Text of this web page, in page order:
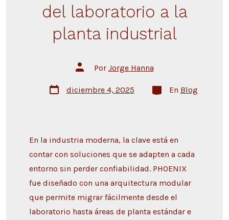
del laboratorio a la
planta industrial
Por Jorge Hanna
diciembre 4, 2025 En Blog
En la industria moderna, la clave está en
contar con soluciones que se adapten a cada
entorno sin perder confiabilidad. PHOENIX
fue diseñado con una arquitectura modular
que permite migrar fácilmente desde el
laboratorio hasta áreas de planta estándar e